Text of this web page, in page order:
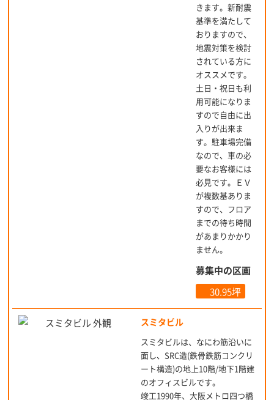
きます。新耐震
基準を満たして
おりますので、
地震対策を検討
されている方に
オススメです。
土日・祝日も利
用可能になりま
すので自由に出
入りが出来ま
す。駐車場完備
なので、車の必
要なお客様には
必見です。ＥＶ
が複数基ありま
すので、フロア
までの待ち時間
があまりかかり
ません。
募集中の区画
30.95坪
スミタビル
スミタビルは、なにわ筋沿いに
面し、SRC造(鉄骨鉄筋コンクリ
ート構造)の地上10階/地下1階建
のオフィスビルです。
竣工1990年、大阪メトロ四つ橋